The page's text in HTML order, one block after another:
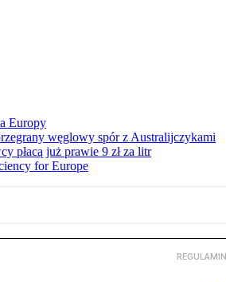
Europy
węglowy spór z Australijczykami
płacą już prawie 9 zł za litr
for Europe
REGULAMIN